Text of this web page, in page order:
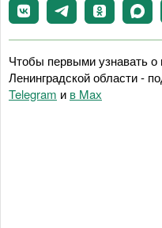
Чтобы первыми узнавать
Ленинградской области -
Telegram и в Maх